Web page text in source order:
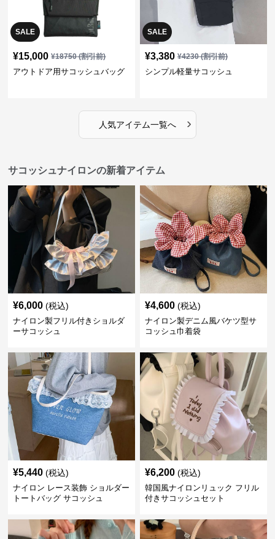
SALE
¥15,000 ¥18750(割引前)
アウトドア用サコッシュバッグ
SALE
¥3,380 ¥4230(割引前)
シンプル軽量サコッシュ
人気アイテム一覧へ ›
サコッシュナイロンの新着アイテム
¥6,000 (税込)
ナイロン製フリル付きショルダ
ーサコッシュ
¥4,600 (税込)
ナイロン製デニム風バケツ型サ
コッシュ巾着袋
¥5,440 (税込)
ナイロン レース装飾 ショルダー
トートバッグ サコッシュ
¥6,200 (税込)
韓国風ナイロンリュック フリル
付きサコッシュセット